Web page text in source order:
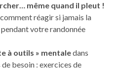
même quand il pleut !
réagir si jamais la
votre randonnée
à outils » mentaledans
besoin : exercices de